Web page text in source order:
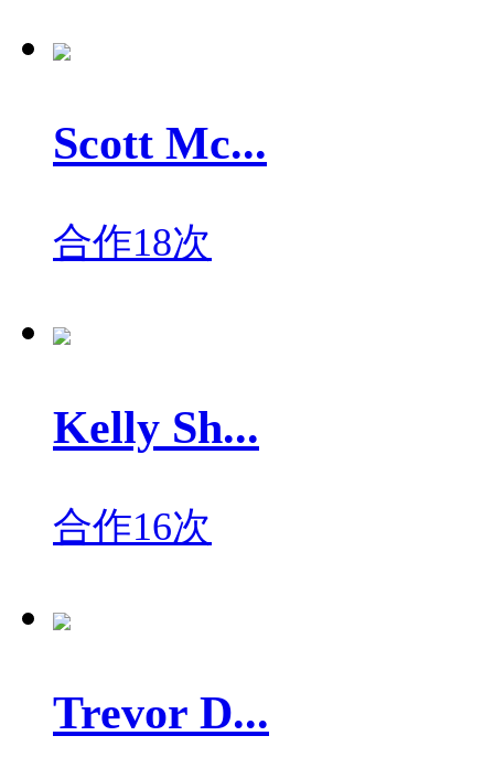
Scott Mc...
合作18次
Kelly Sh...
合作16次
Trevor D...